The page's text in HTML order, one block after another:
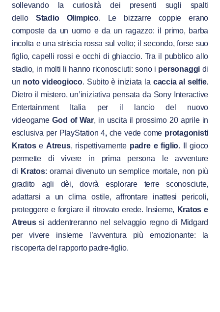
sollevando la curiosità dei presenti sugli spalti
dello Stadio Olimpico. Le bizzarre coppie erano
composte da un uomo e da un ragazzo: il primo, barba
incolta e una striscia rossa sul volto; il secondo, forse suo
figlio, capelli rossi e occhi di ghiaccio. Tra il pubblico allo
stadio, in molti li hanno riconosciuti: sono i personaggi di
un noto videogioco. Subito è iniziata la caccia al selfie.
Dietro il mistero, un’iniziativa pensata da Sony Interactive
Entertainment Italia per il lancio del nuovo
videogame God of War, in uscita il prossimo 20 aprile in
esclusiva per PlayStation 4, che vede come protagonisti
Kratose Atreus, rispettivamente padre e figlio. Il gioco
permette di vivere in prima persona le avventure
di Kratos: oramai divenuto un semplice mortale, non più
gradito agli dèi, dovrà esplorare terre sconosciute,
adattarsi a un clima ostile, affrontare inattesi pericoli,
proteggere e forgiare il ritrovato erede. Insieme, Kratos e
Atreussi addentreranno nel selvaggio regno di Midgard
per vivere insieme l’avventura più emozionante: la
riscoperta del rapporto padre-figlio.